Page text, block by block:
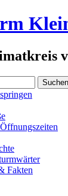
Fakten